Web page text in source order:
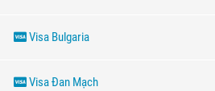
Visa Bulgaria
Visa Đan Mạch